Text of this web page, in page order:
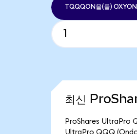
TQQQON을(를)
최신
ProShares UltraPro
UltraPro QQQ